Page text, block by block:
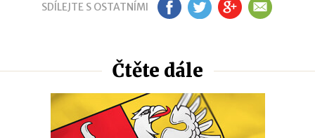
SDÍLEJTE S OSTATNÍMI FB TW GP EM
Čtěte dále